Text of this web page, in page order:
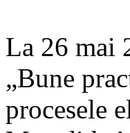
La 26 mai
„Bune
procesele